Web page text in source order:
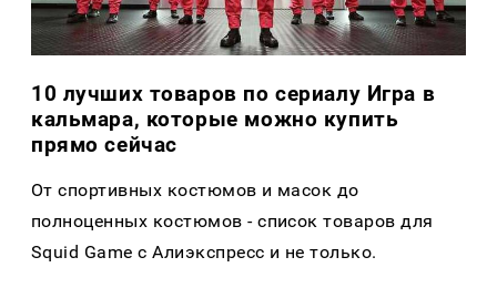
10 лучших товаров по сериалу Игра в
кальмара, которые можно купить
прямо сейчас
От спортивных костюмов и масок до
полноценных костюмов - список товаров для
Squid Game с Алиэкспресс и не только.